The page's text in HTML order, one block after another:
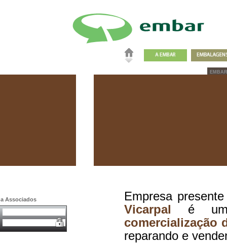
EMBAR
Associados
Empresa
Vicarpal é
comercialização
reparando e